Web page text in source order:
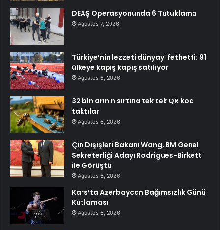
DEAŞ Operasyonunda 6 Tutuklama
Ağustos 7, 2026
Türkiye’nin lezzeti dünyayı fethetti: 91
ülkeye kapış kapış satılıyor
Ağustos 6, 2026
32 bin arının sırtına tek tek QR kod
taktılar
Ağustos 6, 2026
Çin Dışişleri Bakanı Wang, BM Genel
Sekreterliği Adayı Rodrigues-Birkett
ile Görüştü
Ağustos 6, 2026
Kars’ta Azerbaycan Bağımsızlık Günü
Kutlaması
Ağustos 6, 2026